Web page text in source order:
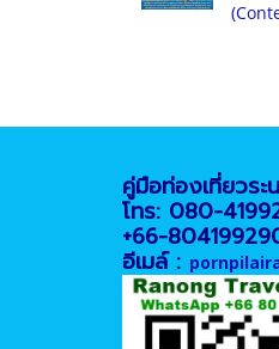
คู่มือท่องเที่ยวระ
โทร: 080-
+66-
อีเมล์ :